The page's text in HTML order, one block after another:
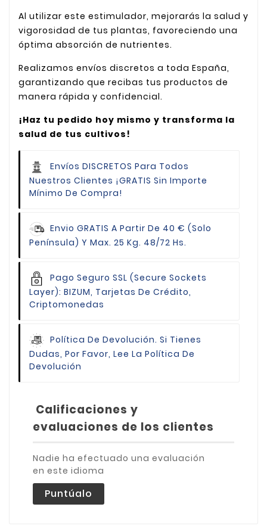
Al utilizar este estimulador, mejorarás la salud y
vigorosidad de tus plantas, favoreciendo una
óptima absorción de nutrientes.
Realizamos envíos discretos a toda España,
garantizando que recibas tus productos de
manera rápida y confidencial.
¡Haz tu pedido hoy mismo y transforma la
salud de tus cultivos!
Envíos DISCRETOS Para Todos
Nuestros Clientes ¡GRATIS Sin Importe
Mínimo De Compra!
Envio GRATIS A Partir De 40 € (Solo
Península) Y Max. 25 Kg. 48/72 Hs.
Pago Seguro SSL (Secure Sockets
Layer): BIZUM, Tarjetas De Crédito,
Criptomonedas
Política De Devolución. Si Tienes
Dudas, Por Favor, Lee La Política De
Devolución
Calificaciones y
evaluaciones de los clientes
Nadie ha efectuado una evaluación
en este idioma
Puntúalo